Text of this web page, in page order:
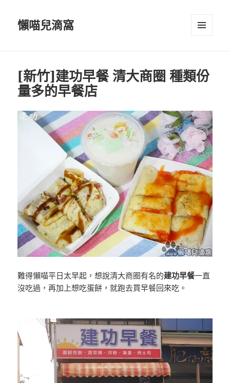
懶喵兒滴窩
[新竹]建功早餐 清大商圈 種類份
量多的早餐店
難得懶喵平日太早起，想說清大商圈有名的建功早餐一直
沒吃過，再加上想吃蛋餅，就跑去買早餐回來吃。